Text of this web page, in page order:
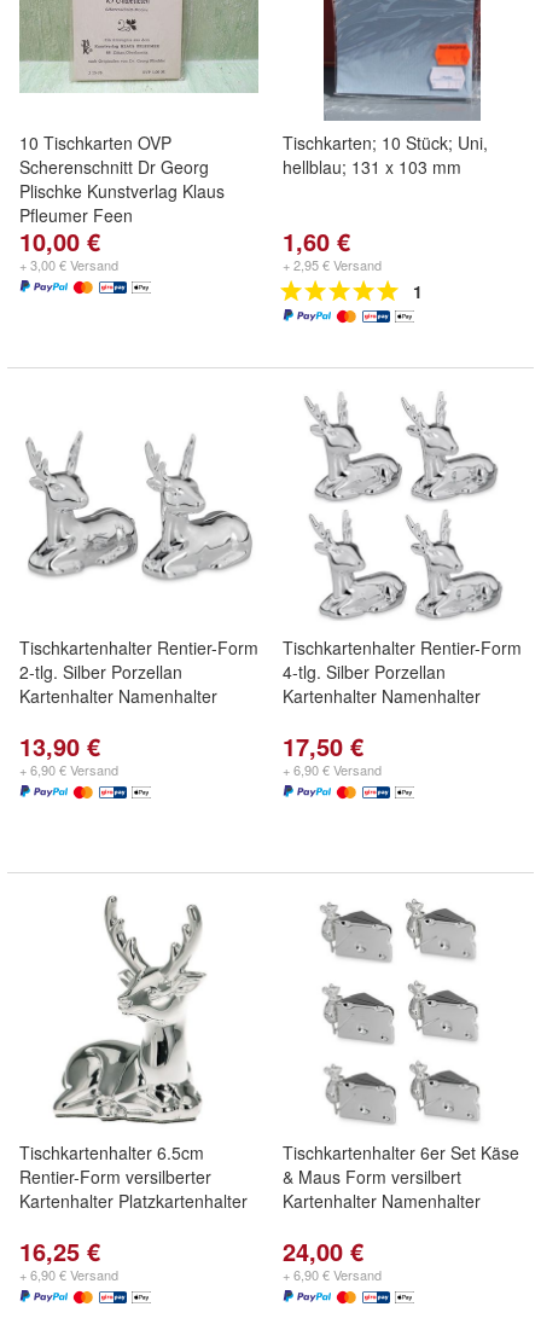
10 Tischkarten OVP
Scherenschnitt Dr Georg
Plischke Kunstverlag Klaus
Pfleumer Feen
10,00 €
+ 3,00 € Versand
Tischkarten; 10 Stück; Uni,
hellblau; 131 x 103 mm
1,60 €
+ 2,95 € Versand
1
Tischkartenhalter Rentier-Form
2-tlg. Silber Porzellan
Kartenhalter Namenhalter
13,90 €
+ 6,90 € Versand
Tischkartenhalter Rentier-Form
4-tlg. Silber Porzellan
Kartenhalter Namenhalter
17,50 €
+ 6,90 € Versand
Tischkartenhalter 6.5cm
Rentier-Form versilberter
Kartenhalter Platzkartenhalter
16,25 €
+ 6,90 € Versand
Tischkartenhalter 6er Set Käse
& Maus Form versilbert
Kartenhalter Namenhalter
24,00 €
+ 6,90 € Versand